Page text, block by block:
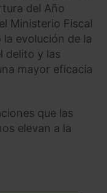
del Año
Ministerio Fiscal
evolución de la
delito y las
mayor eficacia
que las
elevan a la